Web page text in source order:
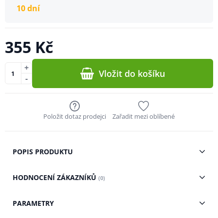
10 dní
355 Kč
-
+ Vložit do košíku
Položit dotaz prodejci Zařadit mezi oblíbené
POPIS PRODUKTU
HODNOCENÍ ZÁKAZNÍKŮ (0)
PARAMETRY